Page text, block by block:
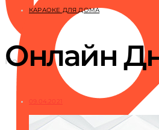
Познавательные статьи и
КАРАОКЕ ДЛЯ ДОМА
Онлайн
09.04.2021